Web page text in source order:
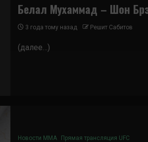
Белал Мухаммад – Шон
3 года тому назад Решит Сабитов
(далее…)
Новости ММА Прямая трансляция UFC